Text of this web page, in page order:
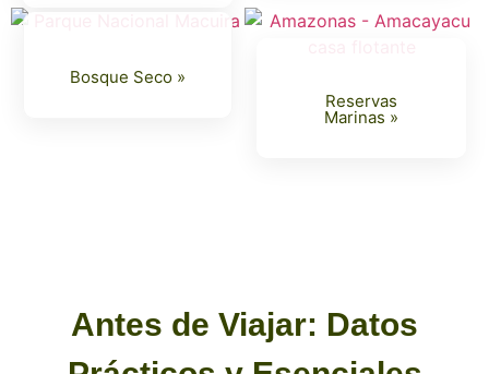
Bosque Seco »
Reservas
Marinas »
Antes de Viajar: Datos